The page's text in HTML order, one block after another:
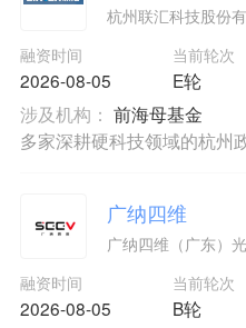
杭州联汇科技股份
融资时间
2026-08-05
当前轮次
E轮
涉及机构： 前海母基金
多家深耕硬科技领域的杭州
广纳四维
广纳四维（广东）
融资时间
2026-08-05
当前轮次
B轮